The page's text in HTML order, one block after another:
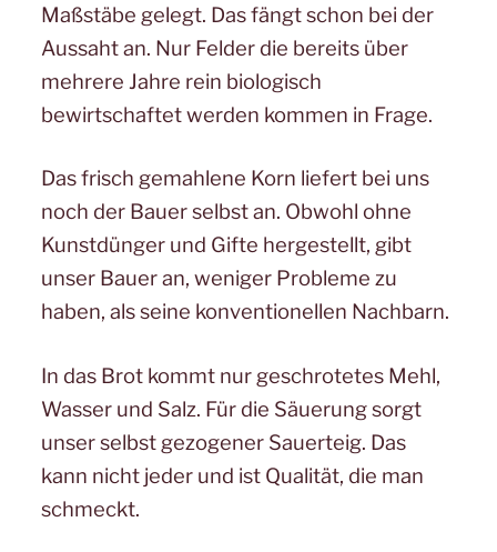
Maßstäbe gelegt. Das fängt schon bei der
Aussaht an. Nur Felder die bereits über
mehrere Jahre rein biologisch
bewirtschaftet werden kommen in Frage.
Das frisch gemahlene Korn liefert bei uns
noch der Bauer selbst an. Obwohl ohne
Kunstdünger und Gifte hergestellt, gibt
unser Bauer an, weniger Probleme zu
haben, als seine konventionellen Nachbarn.
In das Brot kommt nur geschrotetes Mehl,
Wasser und Salz. Für die Säuerung sorgt
unser selbst gezogener Sauerteig. Das
kann nicht jeder und ist Qualität, die man
schmeckt.